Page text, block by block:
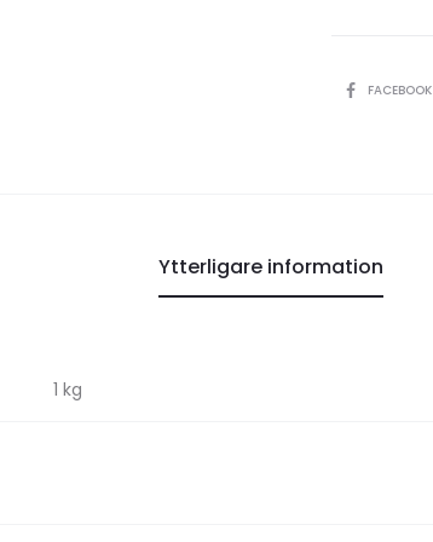
DELAFACEBOOK
Ytterligare information
1 kg